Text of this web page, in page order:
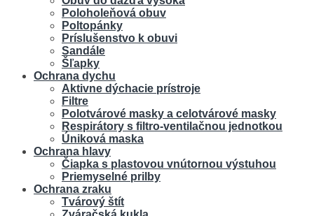
Poloholeňová obuv
Poltopánky
Príslušenstvo k obuvi
Sandále
Šľapky
Ochrana dychu
Aktivne dýchacie prístroje
Filtre
Polotvárové masky a celotvárové masky
Respirátory s filtro-ventilačnou jednotkou
Úniková maska
Ochrana hlavy
Čiapka s plastovou vnútornou výstuhou
Priemyselné prilby
Ochrana zraku
Tvárový štít